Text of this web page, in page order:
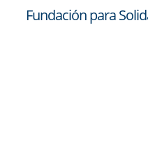
Fundación para